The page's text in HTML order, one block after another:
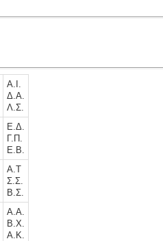
Α.Ι.
Δ.Α.
Λ.Σ.
Ε.Δ.
Γ.Π.
Ε.Β.
Α.Τ
Σ.Σ.
Β.Σ.
Α.Α.
Β.Χ.
Α.Κ.